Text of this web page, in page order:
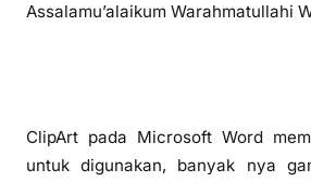
Assalamu’alaikum Warahmatullahi
ClipArt pada Microsoft Word
untuk digunakan, banyak nya